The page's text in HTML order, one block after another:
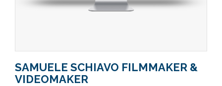
SAMUELE SCHIAVO FILMMAKER &
VIDEOMAKER